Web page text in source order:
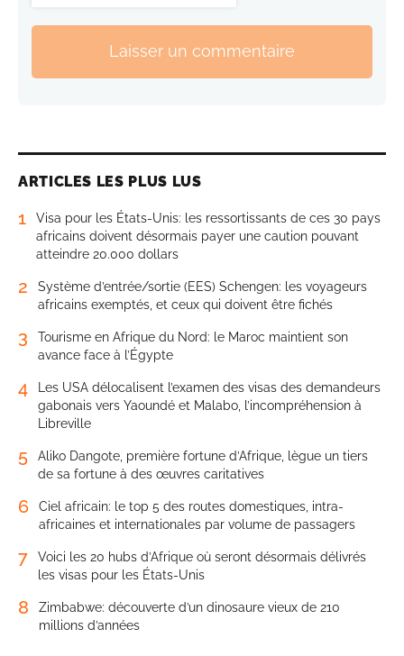
Laisser un commentaire
ARTICLES LES PLUS LUS
1
Visa pour les États-Unis: les ressortissants de ces 30 pays
africains doivent désormais payer une caution pouvant
atteindre 20.000 dollars
2
Système d’entrée/sortie (EES) Schengen: les voyageurs
africains exemptés, et ceux qui doivent être fichés
3
Tourisme en Afrique du Nord: le Maroc maintient son
avance face à l’Égypte
4
Les USA délocalisent l’examen des visas des demandeurs
gabonais vers Yaoundé et Malabo, l’incompréhension à
Libreville
5
Aliko Dangote, première fortune d’Afrique, lègue un tiers
de sa fortune à des œuvres caritatives
6
Ciel africain: le top 5 des routes domestiques, intra-
africaines et internationales par volume de passagers
7
Voici les 20 hubs d’Afrique où seront désormais délivrés
les visas pour les États-Unis
8
Zimbabwe: découverte d’un dinosaure vieux de 210
millions d’années